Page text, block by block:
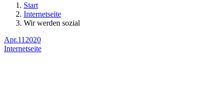
Start
Internetseite
Wir werden sozial
Apr.11 2020
Internetseite